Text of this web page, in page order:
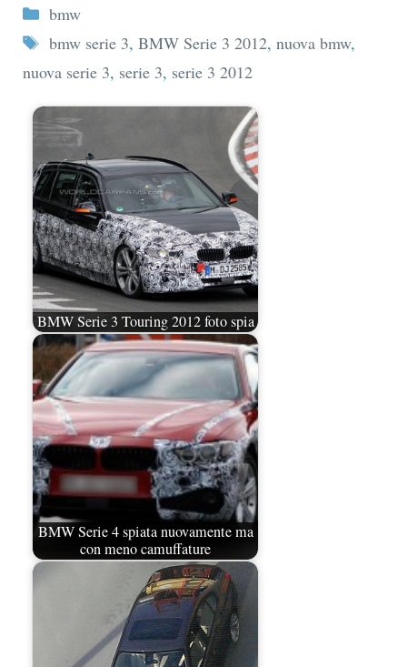
Categorie
bmw
Tag
bmw serie 3, BMW Serie 3 2012, nuova bmw,
nuova serie 3, serie 3, serie 3 2012
BMW Serie 3 Touring 2012 foto spia
BMW Serie 4 spiata nuovamente ma
con meno camuffature